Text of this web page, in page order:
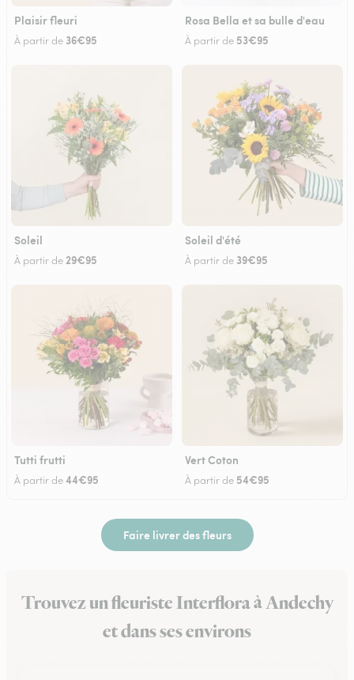
Plaisir fleuri
À partir de 36€95
Rosa Bella et sa bulle d'eau
À partir de 53€95
Soleil
À partir de29€95
Soleil d'été
À partir de 39€95
Tutti frutti
À partir de44€95
Vert Coton
À partir de 54€95
Faire livrer des fleurs
Trouvez un fleuriste Interflora à Andechy
et dans ses environs